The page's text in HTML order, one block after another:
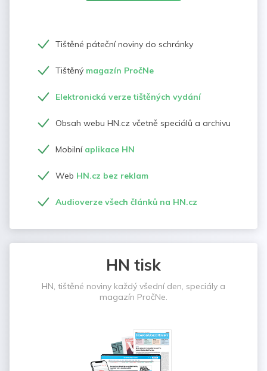
Tištěné páteční noviny do schránky
Tištěný magazín PročNe
Elektronická verze tištěných vydání
Obsah webu HN.cz včetně speciálů a archivu
Mobilní aplikace HN
Web HN.cz bez reklam
Audioverze všech článků na HN.cz
HN tisk
HN, tištěné noviny každý všední den, speciály a
magazín PročNe.